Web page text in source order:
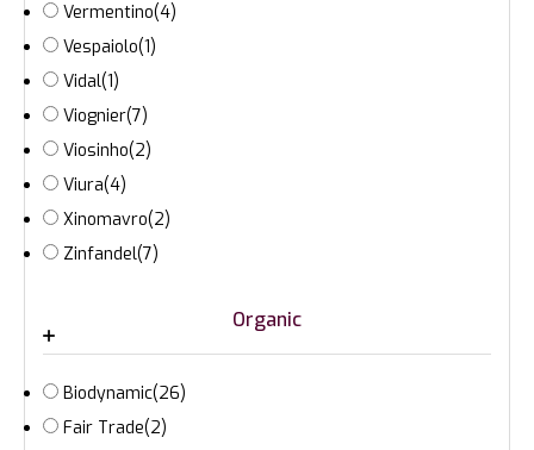
Vermentino(4)
Vespaiolo(1)
Vidal(1)
Viognier(7)
Viosinho(2)
Viura(4)
Xinomavro(2)
Zinfandel(7)
Organic
Biodynamic(26)
Fair Trade(2)